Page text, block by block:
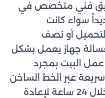
فني متخصص في
سواء كانت
أو نصف
جهاز يعمل بشكل
عمل البيت بمجرد
سريعة عبر الخط الساخن
وموعد زيارة منزلية خلال 24 ساعة لإعادة